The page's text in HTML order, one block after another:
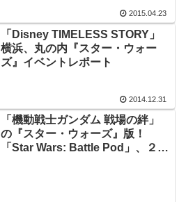
2015.04.23
「Disney TIMELESS STORY」
横浜、丸の内『スター・ウォー
ズ』イベントレポート
2014.12.31
「機動戦士ガンダム 戦場の絆」
の『スター・ウォーズ』版！
「Star Wars: Battle Pod」、２０